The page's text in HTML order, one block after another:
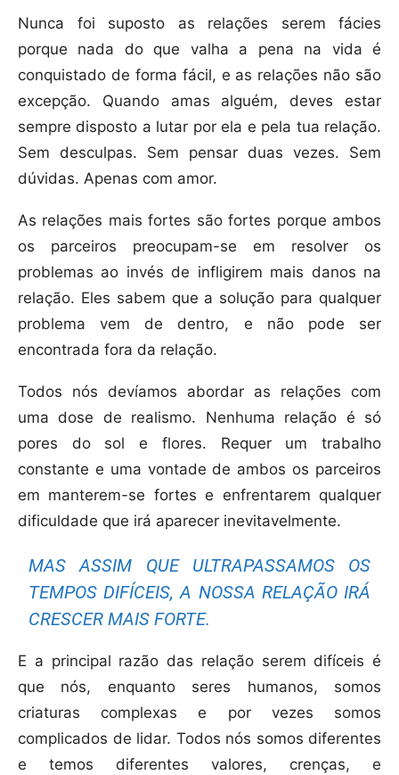
Nunca foi suposto as relações serem fácies
porque nada do que valha a pena na vida é
conquistado de forma fácil, e as relações não são
excepção. Quando amas alguém, deves estar
sempre disposto a lutar por ela e pela tua relação.
Sem desculpas. Sem pensar duas vezes. Sem
dúvidas. Apenas com amor.
As relações mais fortes são fortes porque ambos
os parceiros preocupam-se em resolver os
problemas ao invés de infligirem mais danos na
relação. Eles sabem que a solução para qualquer
problema vem de dentro, e não pode ser
encontrada fora da relação.
Todos nós devíamos abordar as relações com
uma dose de realismo. Nenhuma relação é só
pores do sol e flores. Requer um trabalho
constante e uma vontade de ambos os parceiros
em manterem-se fortes e enfrentarem qualquer
dificuldade que irá aparecer inevitavelmente.
MAS ASSIM QUE ULTRAPASSAMOS OS
TEMPOS DIFÍCEIS, A NOSSA RELAÇÃO IRÁ
CRESCER MAIS FORTE.
E a principal razão das relação serem difíceis é
que nós, enquanto seres humanos, somos
criaturas complexas e por vezes somos
complicados de lidar. Todos nós somos diferentes
e temos diferentes valores, crenças, e